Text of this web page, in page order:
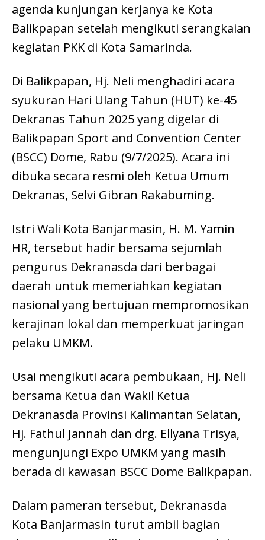
agenda kunjungan kerjanya ke Kota
Balikpapan setelah mengikuti serangkaian
kegiatan PKK di Kota Samarinda.
Di Balikpapan, Hj. Neli menghadiri acara
syukuran Hari Ulang Tahun (HUT) ke-45
Dekranas Tahun 2025 yang digelar di
Balikpapan Sport and Convention Center
(BSCC) Dome, Rabu (9/7/2025). Acara ini
dibuka secara resmi oleh Ketua Umum
Dekranas, Selvi Gibran Rakabuming.
Istri Wali Kota Banjarmasin, H. M. Yamin
HR, tersebut hadir bersama sejumlah
pengurus Dekranasda dari berbagai
daerah untuk memeriahkan kegiatan
nasional yang bertujuan mempromosikan
kerajinan lokal dan memperkuat jaringan
pelaku UMKM.
Usai mengikuti acara pembukaan, Hj. Neli
bersama Ketua dan Wakil Ketua
Dekranasda Provinsi Kalimantan Selatan,
Hj. Fathul Jannah dan drg. Ellyana Trisya,
mengunjungi Expo UMKM yang masih
berada di kawasan BSCC Dome Balikpapan.
Dalam pameran tersebut, Dekranasda
Kota Banjarmasin turut ambil bagian